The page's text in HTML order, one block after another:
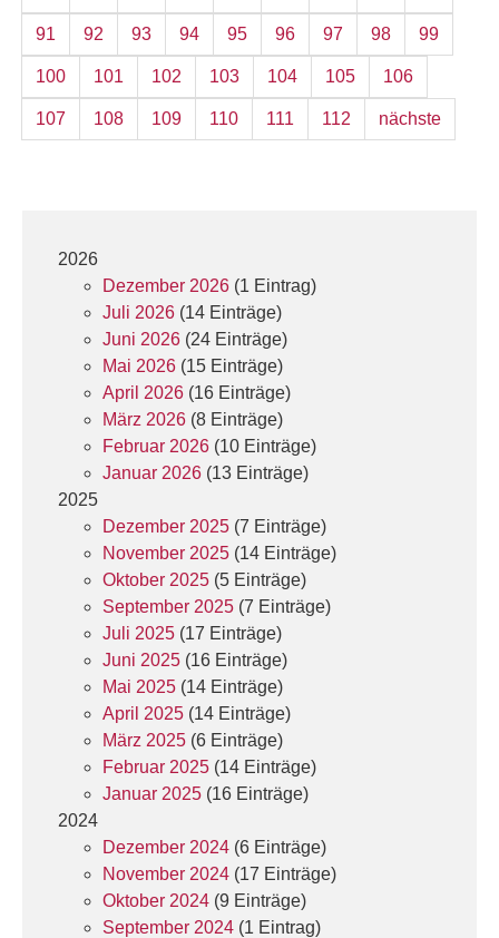
91 92 93 94 95 96 97 98 99
100 101 102 103 104 105 106
107 108 109 110 111 112 nächste
2026
Dezember 2026 (1 Eintrag)
Juli 2026 (14 Einträge)
Juni 2026 (24 Einträge)
Mai 2026 (15 Einträge)
April 2026 (16 Einträge)
März 2026 (8 Einträge)
Februar 2026 (10 Einträge)
Januar 2026 (13 Einträge)
2025
Dezember 2025 (7 Einträge)
November 2025 (14 Einträge)
Oktober 2025 (5 Einträge)
September 2025 (7 Einträge)
Juli 2025 (17 Einträge)
Juni 2025 (16 Einträge)
Mai 2025 (14 Einträge)
April 2025 (14 Einträge)
März 2025 (6 Einträge)
Februar 2025 (14 Einträge)
Januar 2025 (16 Einträge)
2024
Dezember 2024 (6 Einträge)
November 2024 (17 Einträge)
Oktober 2024 (9 Einträge)
September 2024 (1 Eintrag)